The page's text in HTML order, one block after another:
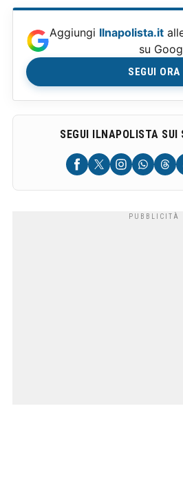
Aggiungi Ilnapolista.it
su
SEGUI ORA
SEGUI ILNAPOLISTA SUI